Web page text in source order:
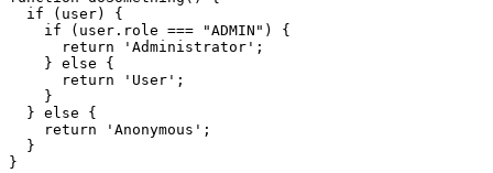
if (user) {
if (user.role === "ADMIN" ) {
return
'Administrator' ;
} else {
return
'User' ;
}
} else {
return
'Anonymous' ;
}
}